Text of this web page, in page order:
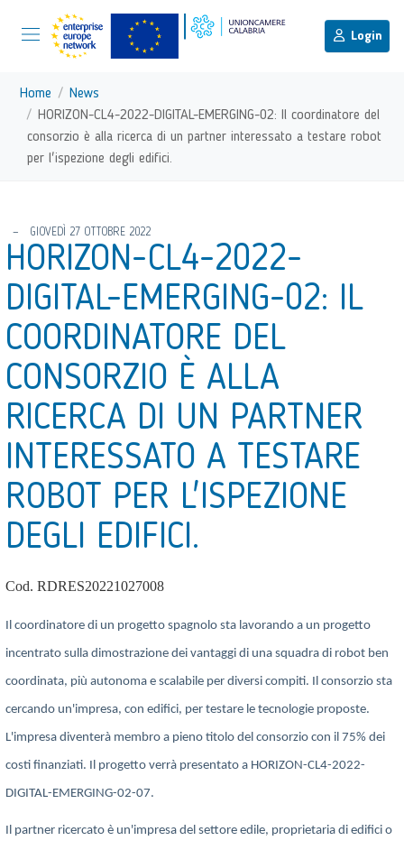
Vai ai contenuti
Login
torna al menu di scelta rapida
Menu di navigazione principale
Home
News
HORIZON-CL4-2022-DIGITAL-EMERGING-02: Il coordinatore del
consorzio è alla ricerca di un partner interessato a testare robot
per l'ispezione degli edifici.
GIOVEDÌ 27 OTTOBRE 2022
HORIZON-CL4-2022-
DIGITAL-EMERGING-02: IL
COORDINATORE DEL
CONSORZIO È ALLA
RICERCA DI UN PARTNER
INTERESSATO A TESTARE
ROBOT PER L'ISPEZIONE
DEGLI EDIFICI.
Cod. RDRES20221027008
Il coordinatore di un progetto spagnolo sta lavorando a un progetto
incentrato sulla dimostrazione dei vantaggi di una squadra di robot ben
coordinata, più autonoma e scalabile per diversi compiti. Il consorzio sta
cercando un'impresa, con edifici, per testare le tecnologie proposte.
L'impresa diventerà membro a pieno titolo del consorzio con il 75% dei
costi finanziati. Il progetto verrà presentato a HORIZON-CL4-2022-
DIGITAL-EMERGING-02-07.
Il partner ricercato è un'impresa del settore edile, proprietaria di edifici o